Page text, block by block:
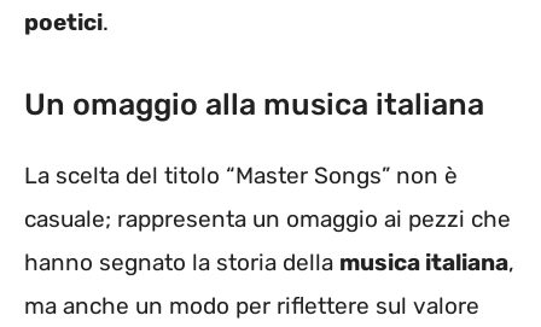
poetici.
Un omaggio alla musica italiana
La scelta del titolo “Master Songs” non è
casuale; rappresenta un omaggio ai pezzi che
hanno segnato la storia della musica italiana,
ma anche un modo per riflettere sul valore